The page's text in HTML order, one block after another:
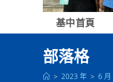
基中首頁
部落格
> 2023 年 > 6 月